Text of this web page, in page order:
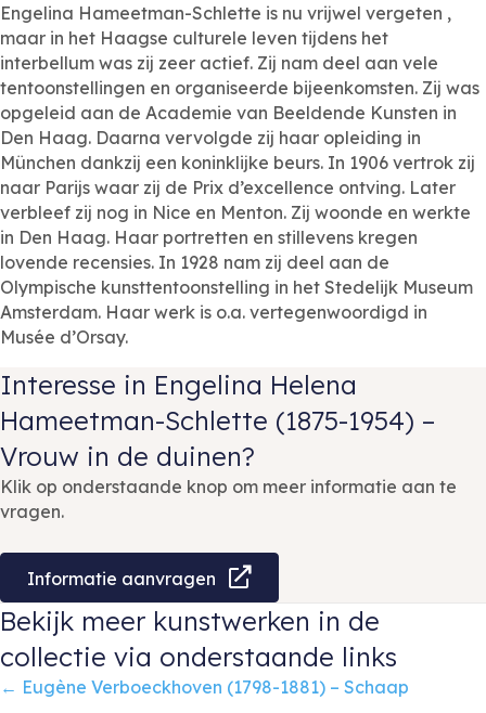
Engelina Hameetman-Schlette is nu vrijwel vergeten ,
maar in het Haagse culturele leven tijdens het
interbellum was zij zeer actief. Zij nam deel aan vele
tentoonstellingen en organiseerde bijeenkomsten. Zij was
opgeleid aan de Academie van Beeldende Kunsten in
Den Haag. Daarna vervolgde zij haar opleiding in
München dankzij een koninklijke beurs. In 1906 vertrok zij
naar Parijs waar zij de Prix d’excellence ontving. Later
verbleef zij nog in Nice en Menton. Zij woonde en werkte
in Den Haag. Haar portretten en stillevens kregen
lovende recensies. In 1928 nam zij deel aan de
Olympische kunsttentoonstelling in het Stedelijk Museum
Amsterdam. Haar werk is o.a. vertegenwoordigd in
Musée d’Orsay.
Interesse in Engelina Helena
Hameetman-Schlette (1875-1954) –
Vrouw in de duinen?
Klik op onderstaande knop om meer informatie aan te
vragen.
Informatie aanvragen
Bekijk meer kunstwerken in de
collectie via onderstaande links
Posts
← Eugène Verboeckhoven (1798-1881) – Schaap